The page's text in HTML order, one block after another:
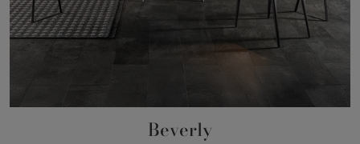
Beverly